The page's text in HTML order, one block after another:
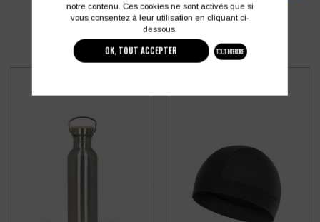
notre contenu. Ces cookies ne sont activés que si
vous consentez à leur utilisation en cliquant ci-
dessous.
OK, TOUT ACCEPTER TOUT INTERDIRE